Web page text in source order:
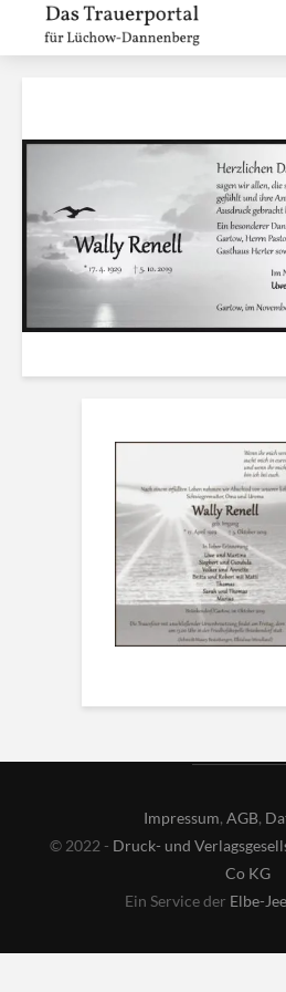
Impressum,AGB,
© 2022 - Druck- und
Co KG
Ein Service der Elbe-